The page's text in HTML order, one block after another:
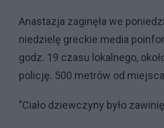
Anastazja zaginęła we
niedzielę greckie media
godz. 19 czasu lokalnego,
policję. 500 metrów od
"Ciało dziewczyny było